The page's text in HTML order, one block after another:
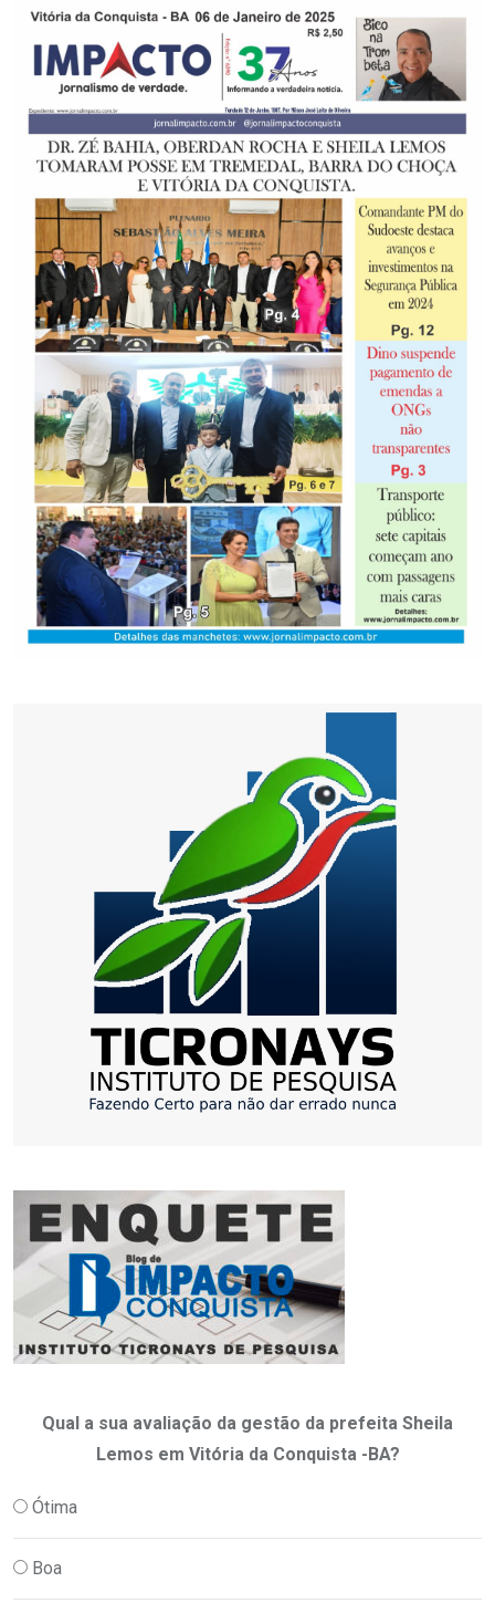
Qual a sua avaliação da gestão da prefeita Sheila
Lemos em Vitória da Conquista -BA?
Ótima
Boa